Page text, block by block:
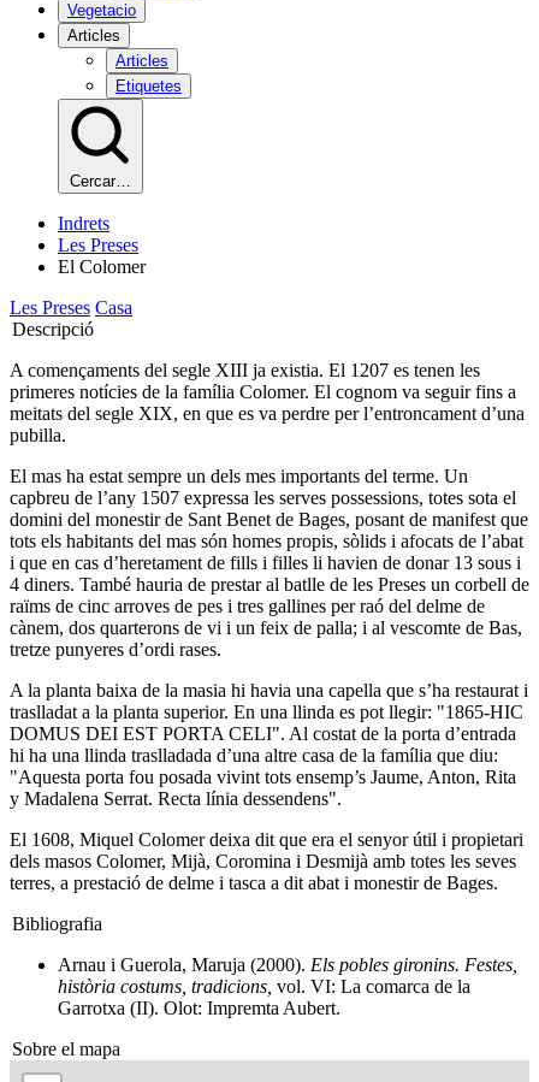
Vegetacio
Articles
Articles
Etiquetes
Cercar…
Indrets
Les Preses
El Colomer
Les Preses Casa
Descripció
A començaments del segle XIII ja existia. El 1207 es tenen les
primeres notícies de la família Colomer. El cognom va seguir fins a
meitats del segle XIX, en que es va perdre per l’entroncament d’una
pubilla.
El mas ha estat sempre un dels mes importants del terme. Un
capbreu de l’any 1507 expressa les serves possessions, totes sota el
domini del monestir de Sant Benet de Bages, posant de manifest que
tots els habitants del mas són homes propis, sòlids i afocats de l’abat
i que en cas d’heretament de fills i filles li havien de donar 13 sous i
4 diners. També hauria de prestar al batlle de les Preses un corbell de
raïms de cinc arroves de pes i tres gallines per raó del delme de
cànem, dos quarterons de vi i un feix de palla; i al vescomte de Bas,
tretze punyeres d’ordi rases.
A la planta baixa de la masia hi havia una capella que s’ha restaurat i
traslladat a la planta superior. En una llinda es pot llegir: "1865-HIC
DOMUS DEI EST PORTA CELI". Al costat de la porta d’entrada
hi ha una llinda traslladada d’una altre casa de la família que diu:
"Aquesta porta fou posada vivint tots ensemp’s Jaume, Anton, Rita
y Madalena Serrat. Recta línia dessendens".
El 1608, Miquel Colomer deixa dit que era el senyor útil i propietari
dels masos Colomer, Mijà, Coromina i Desmijà amb totes les seves
terres, a prestació de delme i tasca a dit abat i monestir de Bages.
Bibliografia
Arnau i Guerola, Maruja (2000). Els pobles gironins. Festes,
història costums, tradicions, vol. VI: La comarca de la
Garrotxa (II). Olot: Impremta Aubert.
Sobre el mapa